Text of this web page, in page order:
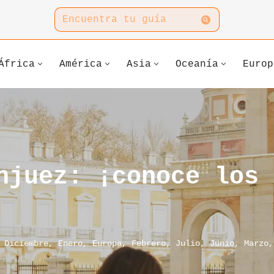
América Asia Oceanía
¡conoce
Diciembre,Enero,Europa,Febrero, Julio,Junio, Marzo